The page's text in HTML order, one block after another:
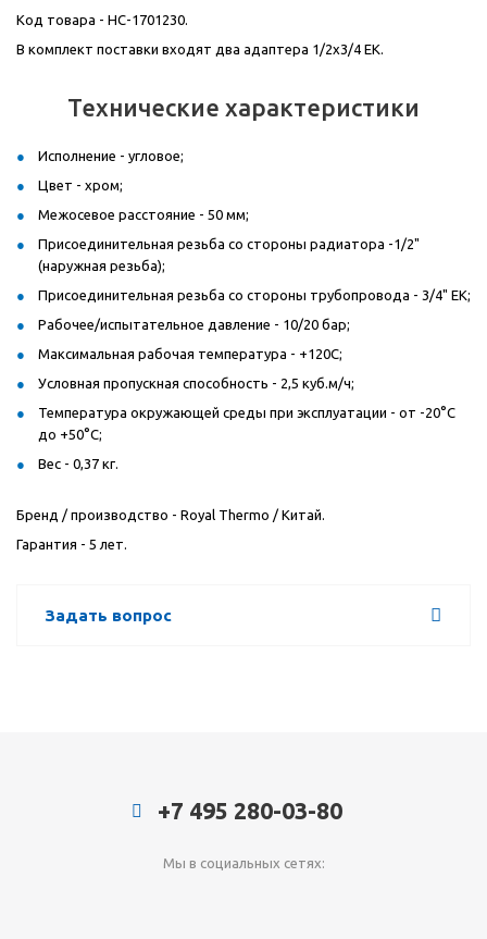
Код товара - НС-1701230.
В комплект поставки входят два адаптера 1/2x3/4 ЕК.
Технические характеристики
Исполнение - угловое;
Цвет - хром;
Межосевое расстояние - 50 мм;
Присоединительная резьба со стороны радиатора -1/2"
(наружная резьба);
Присоединительная резьба со стороны трубопровода - 3/4" ЕК;
Рабочее/испытательное давление - 10/20 бар;
Максимальная рабочая температура - +120С;
Условная пропускная способность - 2,5 куб.м/ч;
Температура окружающей среды при эксплуатации - от -20°С
до +50°С;
Вес - 0,37 кг.
Бренд / производство - Royal Thermo / Китай.
Гарантия - 5 лет.
Задать вопрос
+7 495 280-03-80
Мы в социальных сетях: